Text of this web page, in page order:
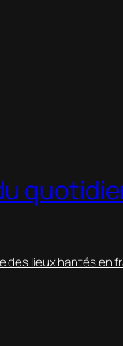
des lieux hantés en